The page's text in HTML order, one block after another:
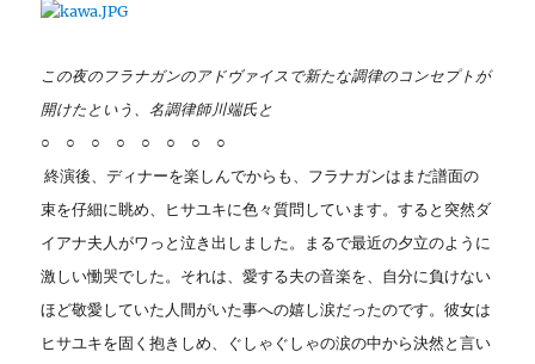
この夜のフラナガンのアドヴァイスで新たな調律のコンセプトが
開けたという、名調律師川端氏と
○ ○ ○ ○ ○ ○ ○ ○
終演後、ディナーを楽しんでからも、フラナガンはまだ譜面の
束を仔細に眺め、ヒサユキに色々質問しています。すると突然ダ
イアナ夫人がワっと泣き出しました。まるで最近の夕立のように
激しい慟哭でした。それは、愛する夫の音楽を、自分に負けない
ほど敬愛していた人間がいた事への嬉し涙だったのです。彼女は
ヒサユキを固く抱きしめ、ぐしゃぐしゃの涙の中から決然と言い